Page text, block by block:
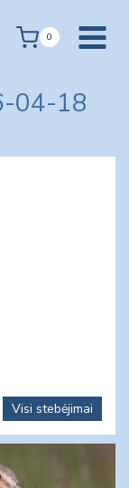
0
04-18
Visi stebėjimai